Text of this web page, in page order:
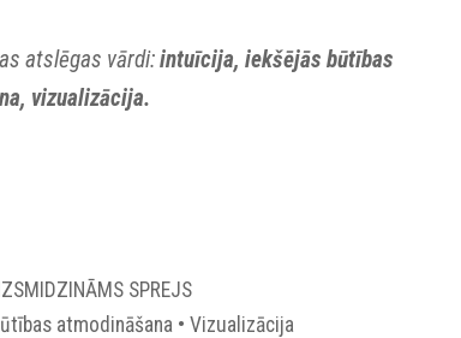
atslēgas vārdi:intuīcija, iekšējās būtības
vizualizācija.
SPREJS
atmodināšana • Vizualizācija